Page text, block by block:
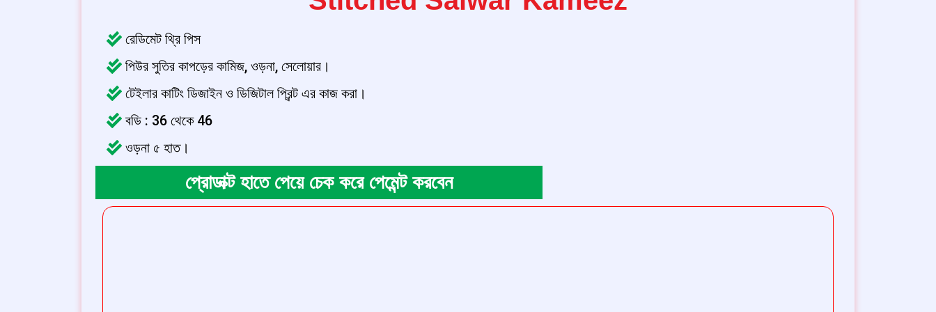
রেডিমেট থ্রি পিস
পিউর সুতির কাপড়ের কামিজ, ওড়না, সেলোয়ার।
টেইলার কাটিং ডিজাইন ও ডিজিটাল প্রিন্ট এর কাজ করা।
বডি : 36 থেকে 46
ওড়না ৫ হাত।
প্রোডাক্ট হাতে পেয়ে চেক করে পেমেন্ট করবেন